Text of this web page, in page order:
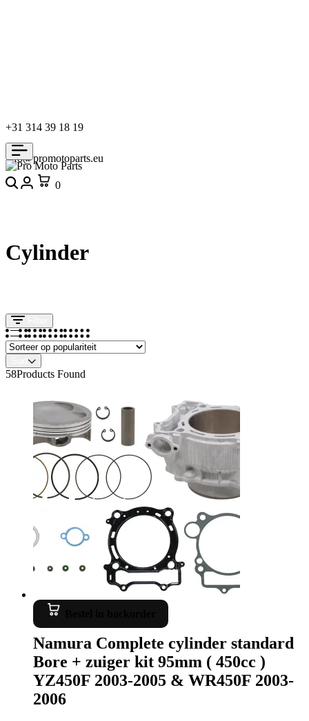
+31 314 39 18 19
info@promotoparts.eu
Search
Login
0
Cylinder
58Products Found
Namura Complete cylinder standard
Bore + zuiger kit 95mm ( 450cc )
YZ450F 2003-2005 & WR450F 2003-
2006